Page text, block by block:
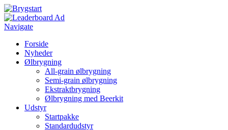
Navigate
Forside
Nyheder
Ølbrygning
All-grain ølbrygning
Semi-grain ølbrygning
Ekstraktbrygning
Ølbrygning med Beerkit
Udstyr
Startpakke
Standardudstyr